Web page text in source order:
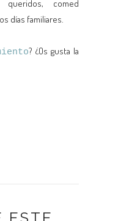
comed
días familiares.
? ¿Os gusta la